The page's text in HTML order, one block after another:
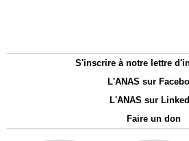
S'inscrire à notre lettre
L'ANAS sur
L'ANAS sur
Faire un don